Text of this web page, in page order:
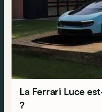
La Ferrari Luce
?